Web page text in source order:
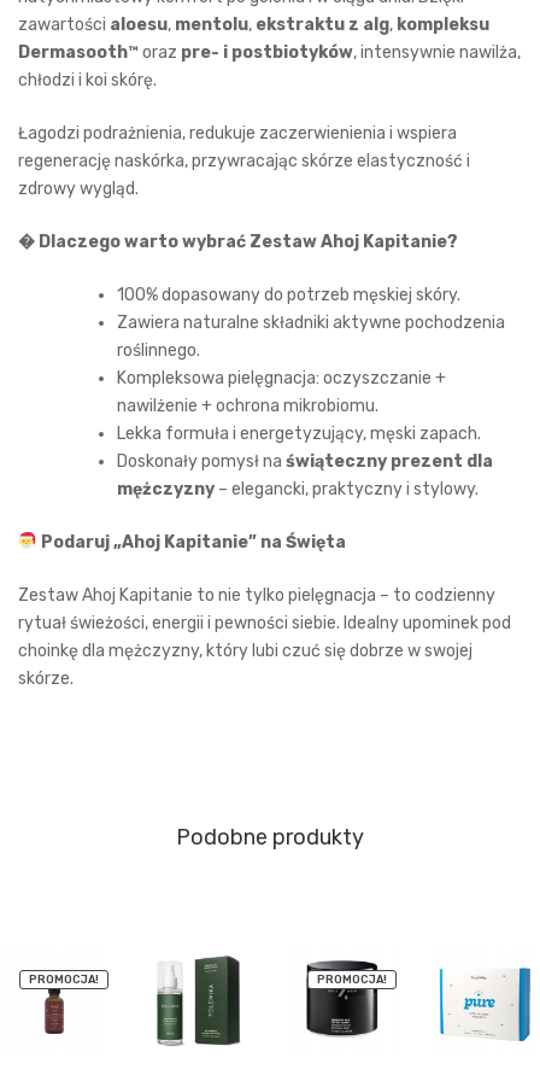
zawartości aloesu, mentolu, ekstraktu z alg, kompleksu
Dermasooth™oraz pre- i postbiotyków, intensywnie nawilża,
chłodzi i koi skórę.
Łagodzi podrażnienia, redukuje zaczerwienienia i wspiera
regenerację naskórka, przywracając skórze elastyczność i
zdrowy wygląd.
� Dlaczego warto wybrać Zestaw Ahoj Kapitanie?
100% dopasowany do potrzeb męskiej skóry.
Zawiera naturalne składniki aktywne pochodzenia
roślinnego.
Kompleksowa pielęgnacja: oczyszczanie +
nawilżenie + ochrona mikrobiomu.
Lekka formuła i energetyzujący, męski zapach.
Doskonały pomysł na świąteczny prezent dla
mężczyzny – elegancki, praktyczny i stylowy.
Podaruj „Ahoj Kapitanie” na Święta
Zestaw Ahoj Kapitanie to nie tylko pielęgnacja – to codzienny
rytuał świeżości, energii i pewności siebie. Idealny upominek pod
choinkę dla mężczyzny, który lubi czuć się dobrze w swojej
skórze.
Podobne produkty
PROMOCJA! PROMOCJA!